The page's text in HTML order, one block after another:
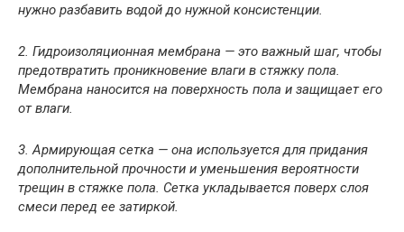
нужно разбавить водой до нужной консистенции.
2. Гидроизоляционная мембрана — это важный шаг, чтобы
предотвратить проникновение влаги в стяжку пола.
Мембрана наносится на поверхность пола и защищает его
от влаги.
3. Армирующая сетка — она используется для придания
дополнительной прочности и уменьшения вероятности
трещин в стяжке пола. Сетка укладывается поверх слоя
смеси перед ее затиркой.